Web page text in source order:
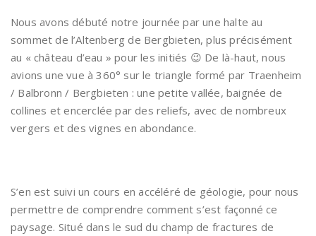
Nous avons débuté notre journée par une halte au
sommet de l’Altenberg de Bergbieten, plus précisément
au « château d’eau » pour les initiés 😉 De là-haut, nous
avions une vue à 360° sur le triangle formé par Traenheim
/ Balbronn / Bergbieten : une petite vallée, baignée de
collines et encerclée par des reliefs, avec de nombreux
vergers et des vignes en abondance.
S’en est suivi un cours en accéléré de géologie, pour nous
permettre de comprendre comment s’est façonné ce
paysage. Situé dans le sud du champ de fractures de